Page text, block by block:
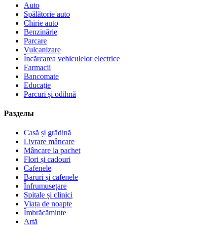
Auto
Spălătorie auto
Chirie auto
Benzinărie
Parcare
Vulcanizare
Încărcarea vehiculelor electrice
Farmacii
Bancomate
Educaţie
Parcuri și odihnă
Разделы
Casă și grădină
Livrare mâncare
Mâncare la pachet
Flori și cadouri
Cafenele
Baruri și cafenele
Înfrumusețare
Spitale și clinici
Viața de noapte
Îmbrăcăminte
Artă